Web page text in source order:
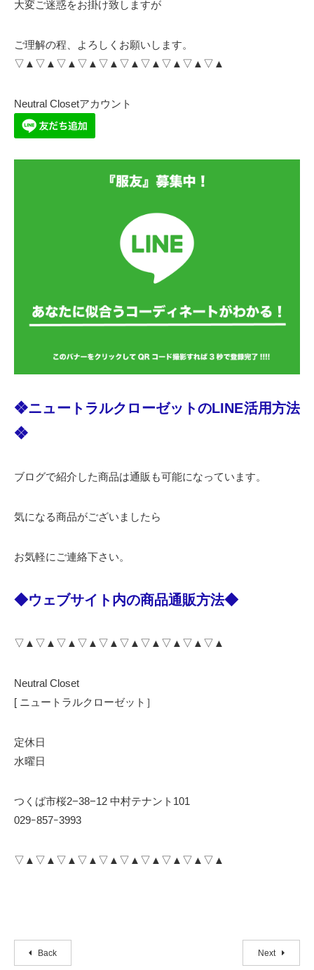
大変ご迷惑をお掛け致しますが
ご理解の程、よろしくお願いします。
▽▲▽▲▽▲▽▲▽▲▽▲▽▲▽▲▽▲▽▲
Neutral Closetアカウント
❖ニュートラルクローゼットのLINE活用方法
❖
ブログで紹介した商品は通販も可能になっています。
気になる商品がございましたら
お気軽にご連絡下さい。
◆ウェブサイト内の商品通販方法◆
▽▲▽▲▽▲▽▲▽▲▽▲▽▲▽▲▽▲▽▲
Neutral Closet
[ ニュートラルクローゼット］
定休日
水曜日
つくば市桜2−38−12 中村テナント101
029ｰ857ｰ3993
▽▲▽▲▽▲▽▲▽▲▽▲▽▲▽▲▽▲▽▲
Back Next